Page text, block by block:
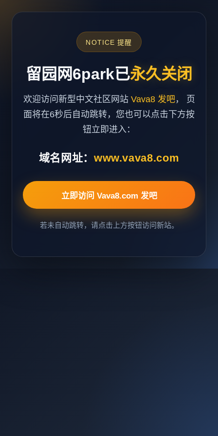
NOTICE 提醒
留园网6park已永久关闭
欢迎访问新型中文社区网站 Vava8 发吧， 页
面将在6秒后自动跳转，您也可以点击下方按
钮立即进入：
域名网址： www.vava8.com
立即访问 Vava8.com 发吧
若未自动跳转，请点击上方按钮访问新站。